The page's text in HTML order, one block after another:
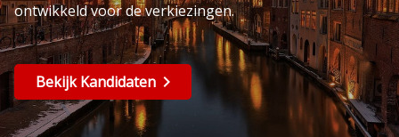
ontwikkeld voor de verkiezingen.
Bekijk Kandidaten